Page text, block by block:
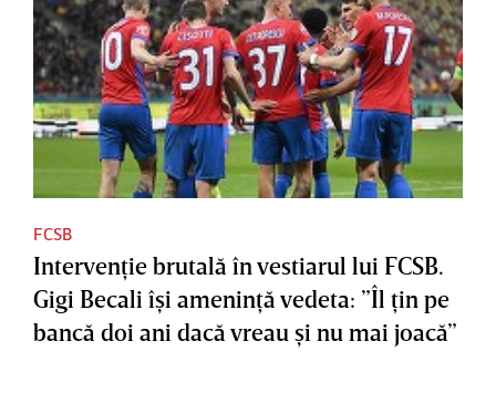
FCSB
Intervenţie brutală în vestiarul lui FCSB.
Gigi Becali îşi ameninţă vedeta: ”Îl ţin pe
bancă doi ani dacă vreau şi nu mai joacă”